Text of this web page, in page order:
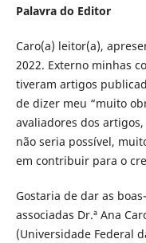
Palavra do Editor
Caro(a) leitor(a),
2022. Externo minhas
tiveram artigos
de dizer meu “muito
avaliadores dos
não seria possível,
em contribuir para o
Gostaria de dar as
associadas Dr.ª Ana
(Universidade Federal